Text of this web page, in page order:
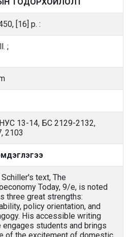
[16] p. :
;
13-14, БС 2129-2132,
2103
Schiller's text, The
Today, 9/e, is noted
three great strengths:
policy orientation, and
His accessible writing
engages students and brings